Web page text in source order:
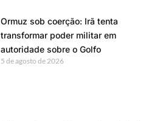
Ormuz sob coerção: Irã tenta
transformar poder militar em
autoridade sobre o Golfo
5 de agosto de 2026